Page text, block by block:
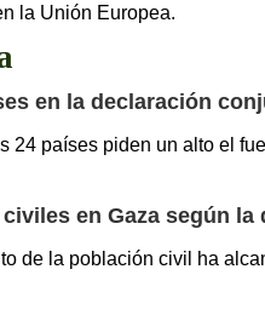
la Unión Europea.
en la declaración
24 países piden un alto el
en Gaza según la
de la población civil ha